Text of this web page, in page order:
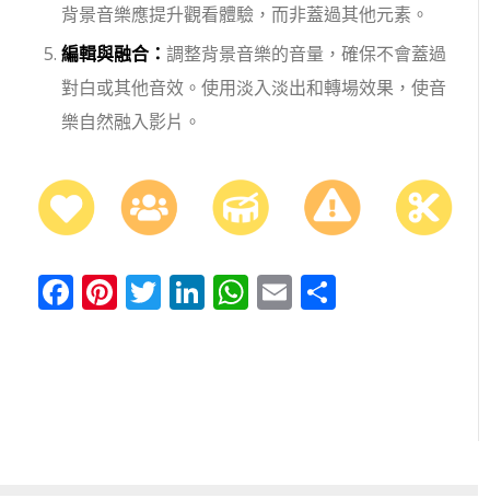
背景音樂應提升觀看體驗，而非蓋過其他元素。
編輯與融合：調整背景音樂的音量，確保不會蓋過
對白或其他音效。使用淡入淡出和轉場效果，使音
樂自然融入影片。
Facebook
Pinterest
Twitter
LinkedIn
WhatsApp
Email